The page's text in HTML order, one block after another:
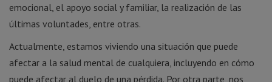
emocional, el apoyo social y familiar, la realización de las
últimas voluntades, entre otras.
Actualmente, estamos viviendo una situación que puede
afectar a la salud mental de cualquiera, incluyendo en cómo
puede afectar al duelo de una pérdida. Por otra parte, nos